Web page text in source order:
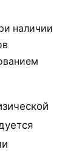
наличии